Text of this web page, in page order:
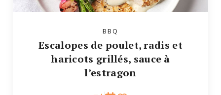
BBQ
Escalopes de poulet, radis et
haricots grillés, sauce à
l’estragon